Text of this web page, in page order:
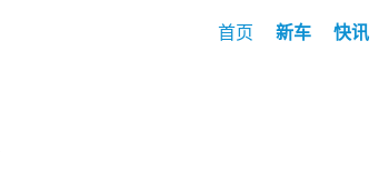
首页
新车 快讯